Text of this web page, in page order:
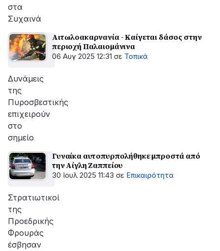
στα
Συχαινά
Αιτωλοακαρνανία - Καίγεται δάσος στην
περιοχή Παλαιομάνινα
06 Αυγ 2025 12:31 σε Τοπικά
Δυνάμεις
της
Πυροσβεστικής
επιχειρούν
στο
σημείο
Γυναίκα αυτοπυρπολήθηκε μπροστά από
την Αίγλη Ζαππείου
30 Ιουλ 2025 11:43 σε Επικαιρότητα
Στρατιωτικοί
της
Προεδρικής
Φρουράς
έσβησαν